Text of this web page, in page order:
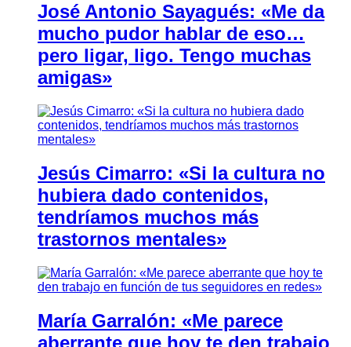
José Antonio Sayagués: «Me da
mucho pudor hablar de eso…
pero ligar, ligo. Tengo muchas
amigas»
Jesús Cimarro: «Si la cultura no
hubiera dado contenidos,
tendríamos muchos más
trastornos mentales»
María Garralón: «Me parece
aberrante que hoy te den trabajo